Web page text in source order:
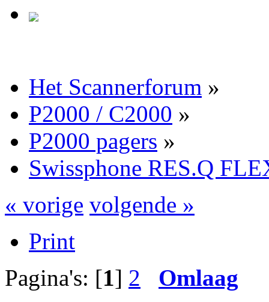
Het Scannerforum »
P2000 / C2000 »
P2000 pagers »
Swissphone RES.Q
« vorige volgende »
Print
Pagina's: [1] 2 Omlaag